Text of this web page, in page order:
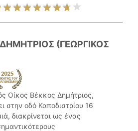
(ΓΕΩΡΓΙΚΟΣ
Οίκος Βέκκος Δημήτριος,
στην οδό Καποδιστρίου 16
διακρίνεται ως ένας